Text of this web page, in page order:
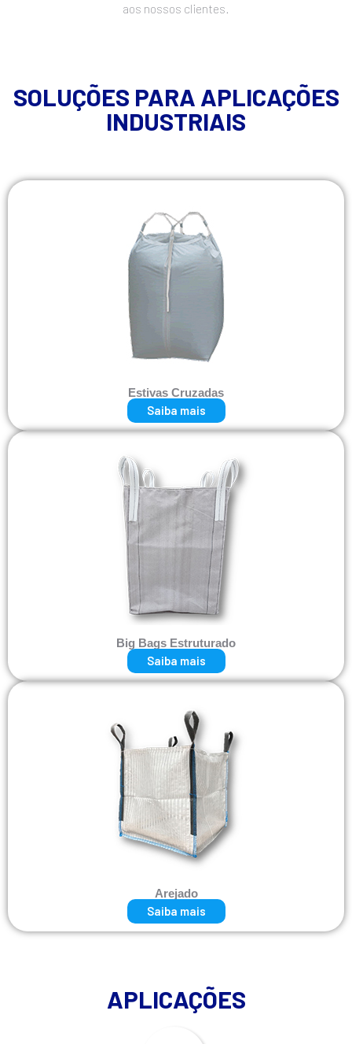
aos nossos clientes.
SOLUÇÕES PARA APLICAÇÕES
INDUSTRIAIS
Estivas Cruzadas
Saiba mais
Big Bags Estruturado
Saiba mais
Arejado
Saiba mais
APLICAÇÕES